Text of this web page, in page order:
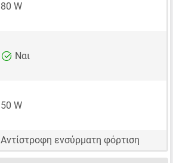
80 W
Ναι
50 W
Αντίστροφη ενσύρματη φόρτιση